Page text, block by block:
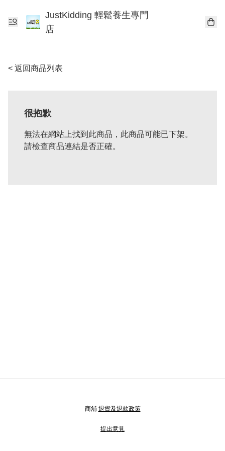
JustKidding 輕鬆養生專門
店
< 返回商品列表
很抱歉
無法在網站上找到此商品，此商品可能已下架。
請檢查商品連結是否正確。
商舖 退貨及退款政策
提出意見